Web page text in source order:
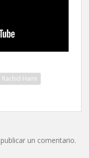
Rachid Hami
un comentario.